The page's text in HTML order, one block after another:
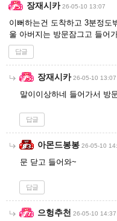
장재시카 26-05-10 13:07
이뻐하는건 도착하고 3분정도
울 아버지는 방문잠그고 들어
답글
장재시카 26-05-10 13:07
말이이상하네 들어가서 방
답글
아몬드봉봉 26-05-10
문 닫고 들어와~
답글
으헝추천 26-05-10 14:37